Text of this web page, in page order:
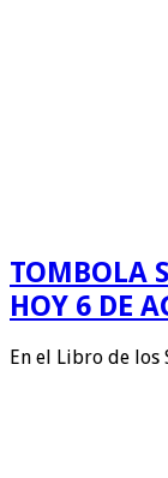
TOMBOLA
HOY 6 DE
En el Libro de los